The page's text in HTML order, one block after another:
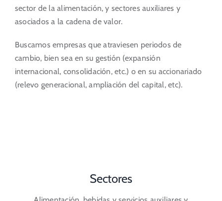
sector de la alimentación, y sectores auxiliares y
asociados a la cadena de valor.
Buscamos empresas que atraviesen periodos de
cambio, bien sea en su gestión (expansión
internacional, consolidación, etc.) o en su accionariado
(relevo generacional, ampliación del capital, etc).
Sectores